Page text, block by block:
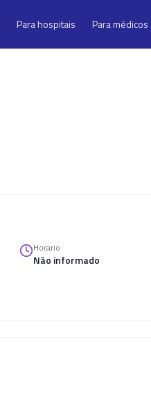
Para hospitais Para médicos
Horario
Não informado